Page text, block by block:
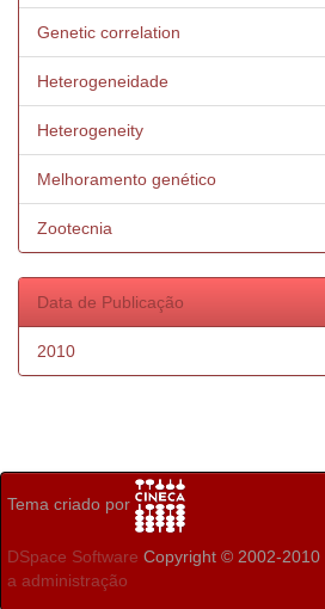
Genetic correlation
Heterogeneidade
Heterogeneity
Melhoramento genético
Zootecnia
Data de Publicação
2010
Tema criado por
DSpace Software Copyright © 2002-2010
a administração